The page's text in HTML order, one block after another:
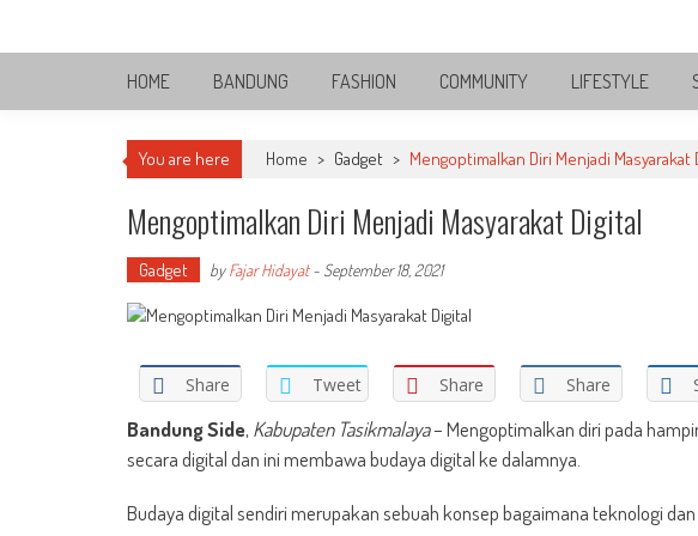
Bandung Side
Sisi Cantik Bandung
HOME BANDUNG FASHION COMMUNITY LIFESTYLE
You are here Home > Gadget > Mengoptimalkan Diri Menjadi Masyarakat
Mengoptimalkan Diri Menjadi Masyarakat Digital
Gadget byFajar Hidayat- September 18, 2021
Share Tweet Share Share
Bandung Side, Kabupaten Tasikmalaya– Mengoptimalkan diri pada
secara digital dan ini membawa budaya digital ke dalamnya.
Budaya digital sendiri merupakan sebuah konsep bagaimana teknologi